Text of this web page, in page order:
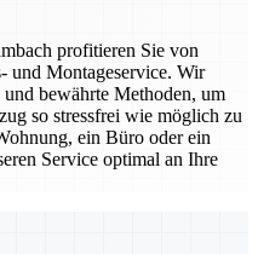
profitieren Sie von
und Montageservice. Wir
bewährte Methoden, um
so stressfrei wie möglich zu
ein Büro oder ein
Service optimal an Ihre